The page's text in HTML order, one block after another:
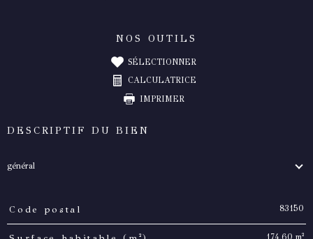
NOS OUTILS
SÉLECTIONNER
CALCULATRICE
IMPRIMER
DESCRIPTIF DU BIEN
général
TRAD_PAMPERO_Caracteristique
Code postal 83150
174,60 m²